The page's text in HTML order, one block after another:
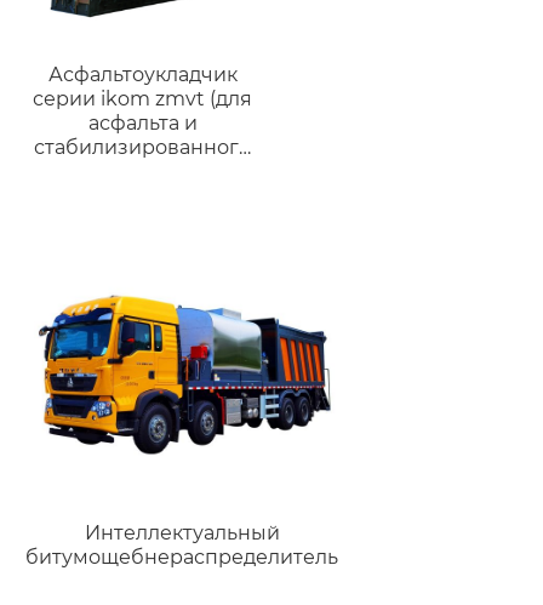
Асфальтоукладчик
серии ikom zmvt (для
асфальта и
стабилизированного
Интеллектуальный
битумощебнераспределитель